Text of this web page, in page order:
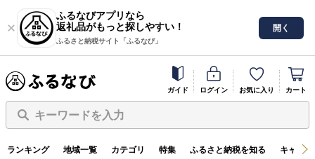
ふるなびアプリなら
返礼品がもっと探しやすい！
ふるさと納税サイト「ふるなび」
開く
ガイド ログイン お気に入り カート
キーワードを入力
ランキング 地域一覧 カテゴリ 特集 ふるさと納税を知る キャン